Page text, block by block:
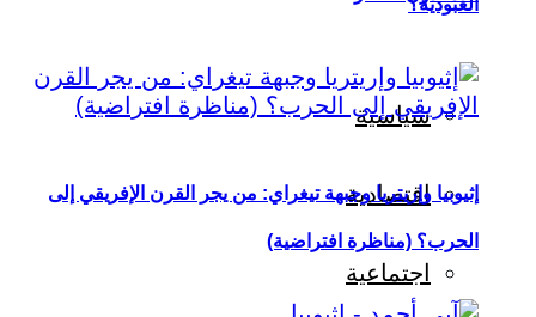
سياسية
اقتصادية
اجتماعية
العبودية؟
إثيوبيا وإريتريا وجبهة تيغراي: من يجر القرن الإفريقي إلى
الحرب؟ (مناظرة افتراضية)